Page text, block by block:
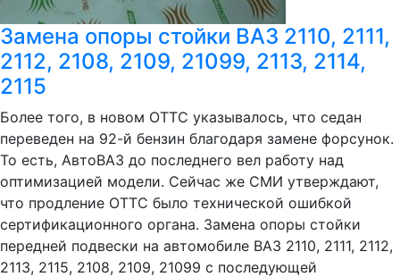
Замена опоры стойки ВАЗ 2110, 2111,
2112, 2108, 2109, 21099, 2113, 2114,
2115
Более того, в новом ОТТС указывалось, что седан
переведен на 92-й бензин благодаря замене форсунок.
То есть, АвтоВАЗ до последнего вел работу над
оптимизацией модели. Сейчас же СМИ утверждают,
что продление ОТТС было технической ошибкой
сертификационного органа. Замена опоры стойки
передней подвески на автомобиле ВАЗ 2110, 2111, 2112,
2113, 2115, 2108, 2109, 21099 с последующей